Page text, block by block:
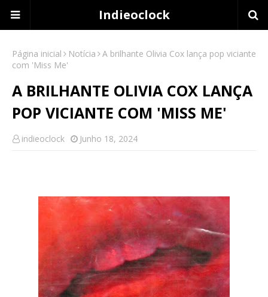
Indieoclock
Página inicial Notícia
A brilhante Olivia Cox lança pop viciante
com 'Miss Me'
A BRILHANTE OLIVIA COX LANÇA
POP VICIANTE COM 'MISS ME'
indieoclock Junho 18, 2024